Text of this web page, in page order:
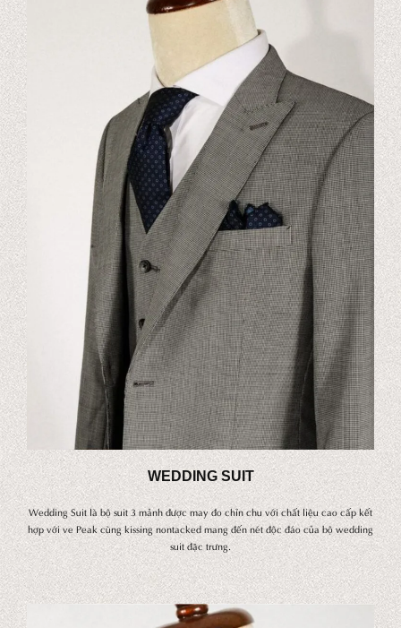
WEDDING SUIT
Wedding Suit là bộ suit 3 mảnh được may đo chỉn chu với chất liệu cao cấp kết
hợp với ve Peak cùng kissing nontacked mang đến nét độc đáo của bộ wedding
suit đặc trưng.